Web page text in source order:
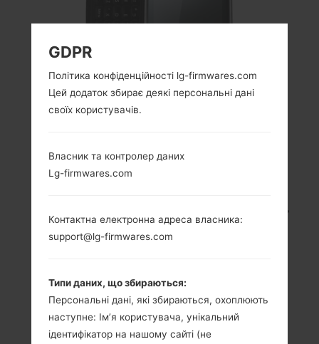
(LGGW620GO) З СЕРІЇ
GDPR
Політика конфіденційності lg-firmwares.com
Цей додаток збирає деякі персональні дані
своїх користувачів.
Власник та контролер даних
Lg-firmwares.com
Контактна електронна адреса власника:
support@lg-firmwares.com
Типи даних, що збираються:
Персональні дані, які збираються, охоплюють
наступне: Ім’я користувача, унікальний
ідентифікатор на нашому сайті (не